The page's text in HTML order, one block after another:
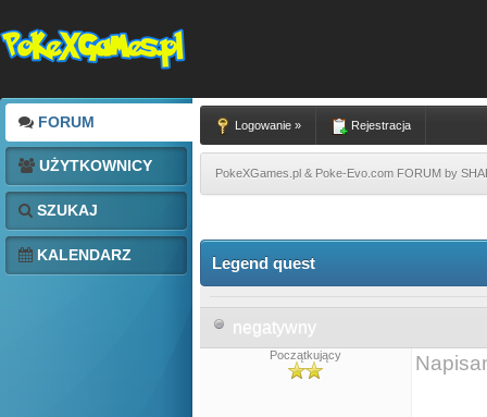
FORUM
UŻYTKOWNICY
SZUKAJ
KALENDARZ
Logowanie » Rejestracja
PokeXGames.pl & Poke-Evo.com FORUM by
Legend quest
negatywny
Początkujący